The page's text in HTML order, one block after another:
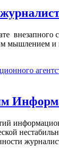
мышлением и